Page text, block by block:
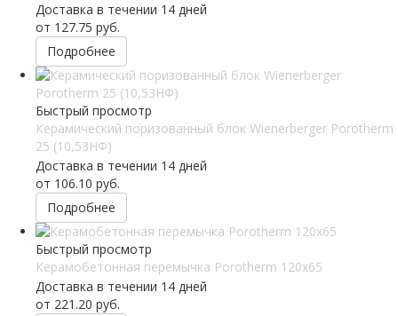
Доставка в течении 14 дней
от 127.75 руб.
Подробнее
Быстрый просмотр
Керамический поризованный блок Wienerberger Porotherm
25 (10,53НФ)
Доставка в течении 14 дней
от 106.10 руб.
Подробнее
Быстрый просмотр
Керамобетонная перемычка Porotherm 120х65
Доставка в течении 14 дней
от 221.20 руб.